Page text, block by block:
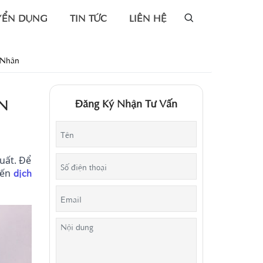
DỤNG TIN TỨC LIÊN HỆ
Để
dịch
Đăng Ký Nhận Tư Vấn